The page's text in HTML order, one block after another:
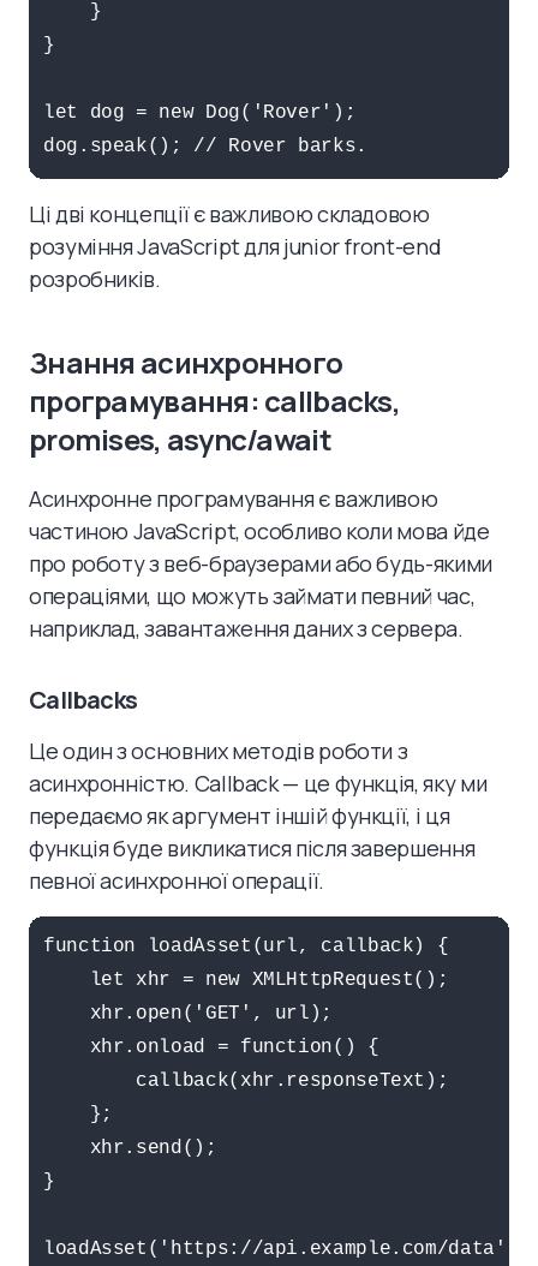
    }
}
let dog = new Dog('Rover');
dog.speak(); // Rover barks.
Ці дві концепції є важливою складовою
розуміння JavaScript для junior front-end
розробників.
Знання асинхронного
програмування: callbacks,
promises, async/await
Асинхронне програмування є важливою
частиною JavaScript, особливо коли мова йде
про роботу з веб-браузерами або будь-якими
операціями, що можуть займати певний час,
наприклад, завантаження даних з сервера.
Callbacks
Це один з основних методів роботи з
асинхронністю. Callback — це функція, яку ми
передаємо як аргумент іншій функції, і ця
функція буде викликатися після завершення
певної асинхронної операції.
function loadAsset(url, callback) {
    let xhr = new XMLHttpRequest();
    xhr.open('GET', url);
    xhr.onload = function() {
        callback(xhr.responseText);
    };
    xhr.send();
}
loadAsset('https://api.example.com/data',